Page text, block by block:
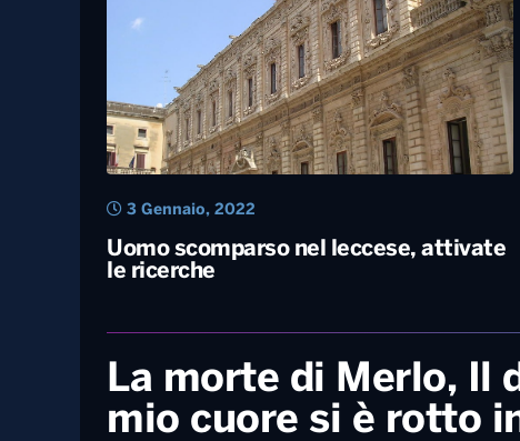
Uomo scomparso nel leccese, attivate
le ricerche
3 Gennaio, 2022
La morte di Merlo, Il
mio cuore si è rotto